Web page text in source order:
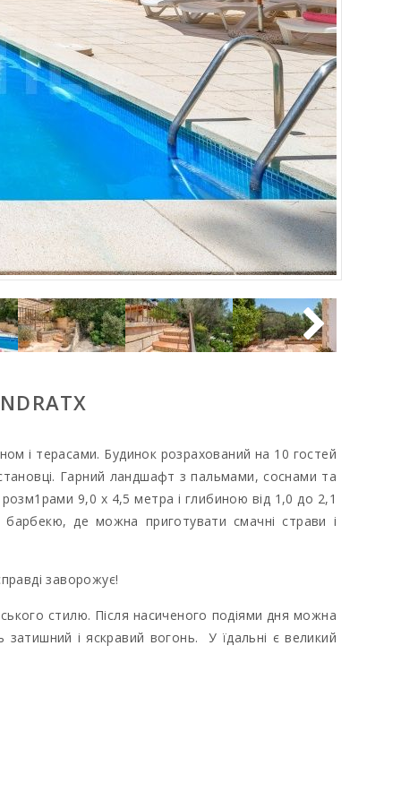
і терасами. Будинок розрахований на 10 гостей
Гарний ландшафт з пальмами, соснами та
9,0 x 4,5 метра і глибиною від 1,0 до 2,1
де можна приготувати смачні страви і
заворожує!
стилю. Після насиченого подіями дня можна
затишний і яскравий вогонь. У їдальні є великий
терасі є пральна машина, сушка, пилосос, праска